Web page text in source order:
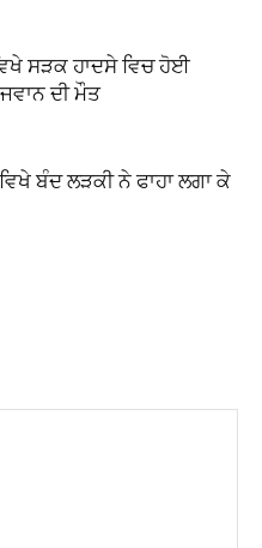
ਸੜਕ ਹਾਦਸੇ ਵਿਚ ਹੋਈ
ਦੀ ਮੌਤ
ਵਿਖੇ ਬੰਦ ਲੜਕੀ ਨੇ ਫਾਹਾ ਲਗਾ ਕੇ